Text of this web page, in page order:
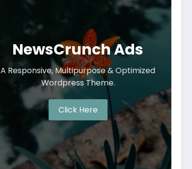
NewsCrunch Ads
A Responsive, Multipurpose & Optimized
Wordpress Theme.
Click Here